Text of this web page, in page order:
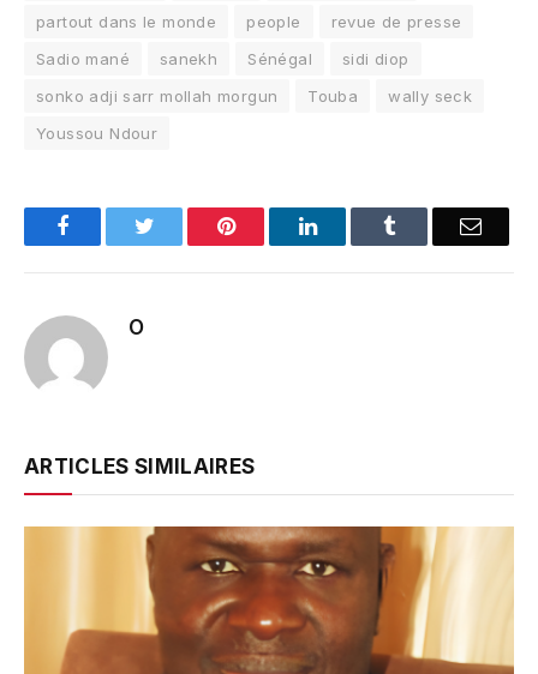
partout dans le monde
people
revue de presse
Sadio mané
sanekh Sénégal
sidi diop
sonko adji sarr mollah morgun
Touba
wally seck
Youssou Ndour
FacebookTwitter Pinterest LinkedInTumblr Email
O
ARTICLES SIMILAIRES